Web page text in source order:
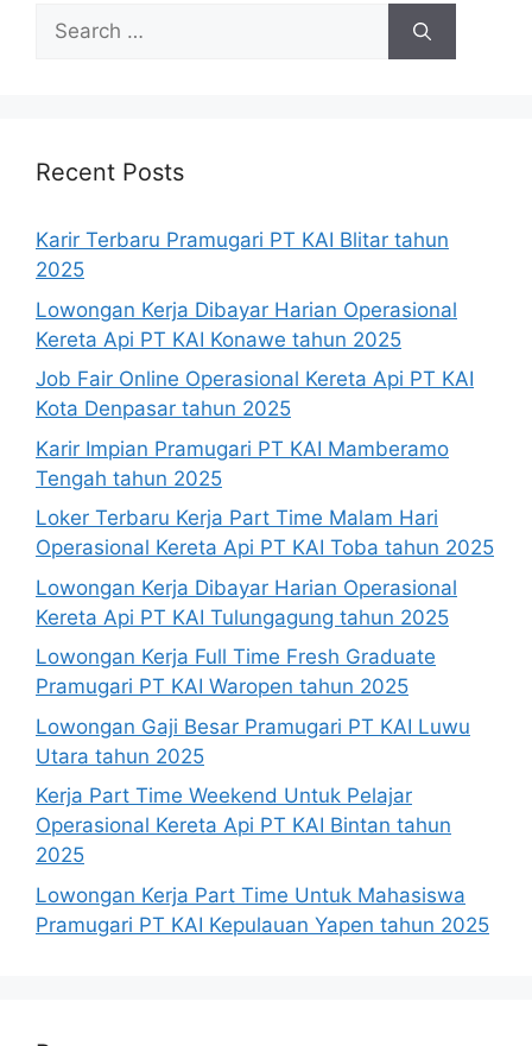
Search
for:
Recent Posts
Karir Terbaru Pramugari PT KAI Blitar tahun
2025
Lowongan Kerja Dibayar Harian Operasional
Kereta Api PT KAI Konawe tahun 2025
Job Fair Online Operasional Kereta Api PT KAI
Kota Denpasar tahun 2025
Karir Impian Pramugari PT KAI Mamberamo
Tengah tahun 2025
Loker Terbaru Kerja Part Time Malam Hari
Operasional Kereta Api PT KAI Toba tahun 2025
Lowongan Kerja Dibayar Harian Operasional
Kereta Api PT KAI Tulungagung tahun 2025
Lowongan Kerja Full Time Fresh Graduate
Pramugari PT KAI Waropen tahun 2025
Lowongan Gaji Besar Pramugari PT KAI Luwu
Utara tahun 2025
Kerja Part Time Weekend Untuk Pelajar
Operasional Kereta Api PT KAI Bintan tahun
2025
Lowongan Kerja Part Time Untuk Mahasiswa
Pramugari PT KAI Kepulauan Yapen tahun 2025